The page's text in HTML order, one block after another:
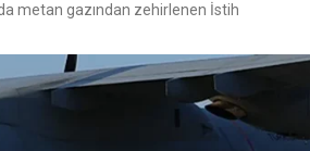
metan gazından zehirlenen İstih